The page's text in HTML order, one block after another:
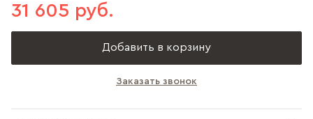
31 605 руб.
Добавить в корзину
Заказать звонок